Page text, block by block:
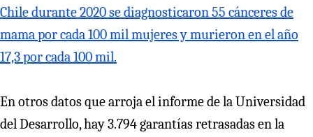
Chile durante 2020 se diagnosticaron 55 cánceres de
mama por cada 100 mil mujeres y murieron en el año
17,3 por cada 100 mil.
En otros datos que arroja el informe de la Universidad
del Desarrollo, hay 3.794 garantías retrasadas en la